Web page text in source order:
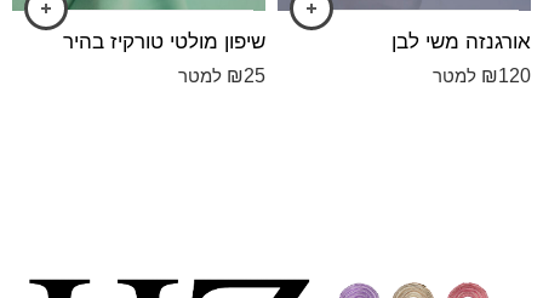
אורגנזה משי לבן
₪120 למטר
שיפון מולטי טורקיז בהיר
₪25 למטר